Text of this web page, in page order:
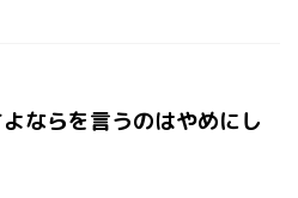
ならを言うのはやめにし